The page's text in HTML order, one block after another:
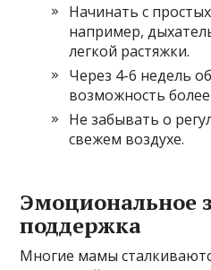
Начинать с
например,
легкой растяжки.
Через 4-6 недель
возможность
Не забывать о
свежем воздухе.
Эмоциональное
поддержка
Многие мамы